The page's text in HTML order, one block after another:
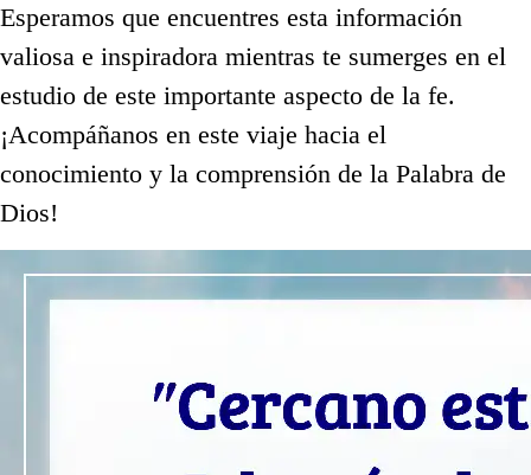
Esperamos que encuentres esta información
valiosa e inspiradora mientras te sumerges en el
estudio de este importante aspecto de la fe.
¡Acompáñanos en este viaje hacia el
conocimiento y la comprensión de la Palabra de
Dios!